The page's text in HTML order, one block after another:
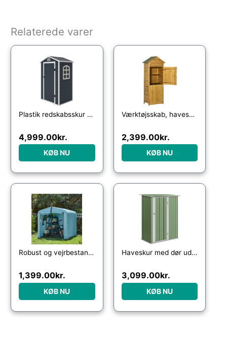
Relaterede varer
Plastik redskabsskur 1,9mÂ² 134x104x204cm redskabsskur med gavltag, vejrbestandigt havehus, udendørs haveskur, skab til baghave, udendørsområde, mørkegrå
4,999.00kr.
KØB NU
Værktøjsskab, haveskur, 2 hylder, 2 døre, vejrbestandig, naturtræ, 79 x 49 x 190 cm
2,399.00kr.
KØB NU
Robust og vejrbestandigt haveskur, lyseblå (159 x 219 x 165 cm)
1,399.00kr.
KØB NU
Haveskur med dør udendørs stål grøn 142 x 84 x 189 cm
3,099.00kr.
KØB NU